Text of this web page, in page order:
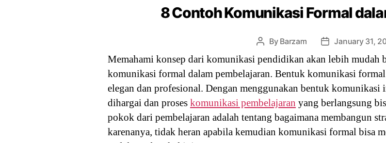
8 Contoh Komunikasi Formal
Post
author
By Barzam
Post
date
January 31,
Memahami konsep dari komunikasi pendidikan akan lebih mudah
komunikasi formal dalam pembelajaran. Bentuk komunikasi
elegan dan profesional. Dengan menggunakan bentuk komunikasi
dihargai dan proses komunikasi pembelajaran yang berlangsung
pokok dari pembelajaran adalah tentang bagaimana membangun
karenanya, tidak heran apabila kemudian komunikasi formal bisa